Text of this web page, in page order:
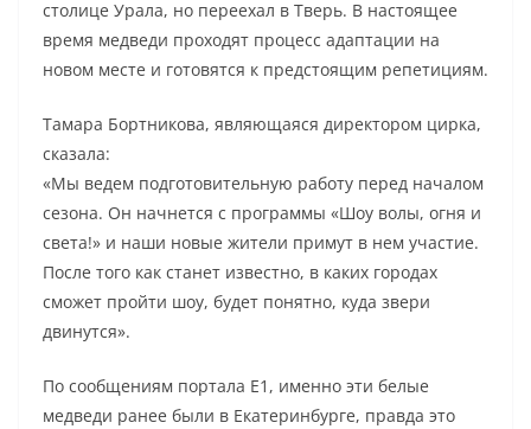
столице Урала, но переехал в Тверь. В настоящее
время медведи проходят процесс адаптации на
новом месте и готовятся к предстоящим репетициям.
Тамара Бортникова, являющаяся директором цирка,
сказала:
«Мы ведем подготовительную работу перед началом
сезона. Он начнется с программы «Шоу волы, огня и
света!» и наши новые жители примут в нем участие.
После того как станет известно, в каких городах
сможет пройти шоу, будет понятно, куда звери
двинутся».
По сообщениям портала Е1, именно эти белые
медведи ранее были в Екатеринбурге, правда это